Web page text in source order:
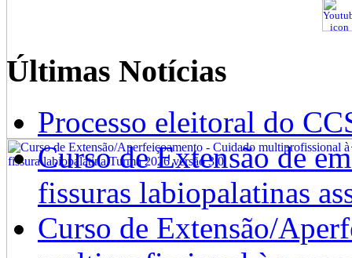
Últimas Notícias
Processo eleitoral do
Curso de Extensão de
fissuras labiopalatinas
Curso de Extensão/